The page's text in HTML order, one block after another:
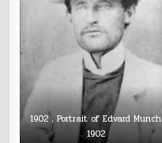
1902，Portrait of Edvard Munch
1902